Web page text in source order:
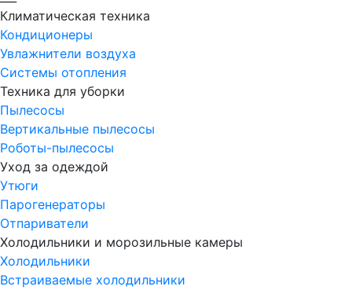
Климатическая техника
Кондиционеры
Увлажнители воздуха
Системы отопления
Техника для уборки
Пылесосы
Вертикальные пылесосы
Роботы-пылесосы
Уход за одеждой
Утюги
Парогенераторы
Отпариватели
Холодильники и морозильные камеры
Холодильники
Встраиваемые холодильники